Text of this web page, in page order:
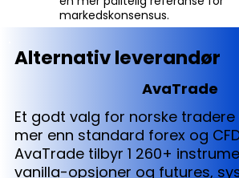
markedskonsensus.
Alternativ leverandør
AvaTrade
Et godt valg for norske
mer enn standard forex og
AvaTrade tilbyr 1 260+
vanilla-opsjoner og futures,